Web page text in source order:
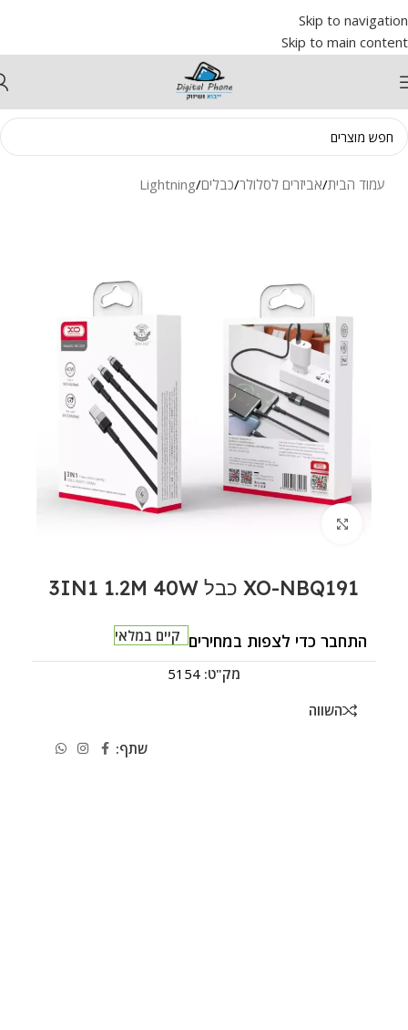
Skip to navigation
Skip to main content
עמוד הבית/אביזרים לסלולר/כבלים/
Lightning
XO-NBQ191 כבל 3IN1 1.2M 40W
התחבר כדי לצפות במחירים קיים במלאי
מק"ט: 5154
השווה
שתף: